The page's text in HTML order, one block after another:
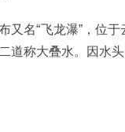
又名“飞龙瀑”，位
道称大叠水。因水